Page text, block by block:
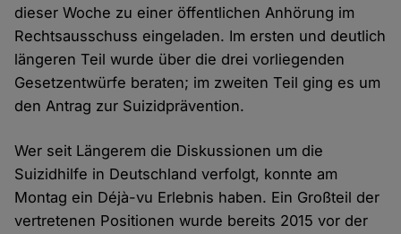
dieser Woche zu einer öffentlichen Anhörung im
Rechtsausschuss eingeladen. Im ersten und deutlich
längeren Teil wurde über die drei vorliegenden
Gesetzentwürfe beraten; im zweiten Teil ging es um
den Antrag zur Suizidprävention.
Wer seit Längerem die Diskussionen um die
Suizidhilfe in Deutschland verfolgt, konnte am
Montag ein Déjà-vu Erlebnis haben. Ein Großteil der
vertretenen Positionen wurde bereits 2015 vor der